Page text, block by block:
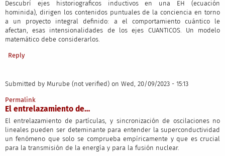
Descubrí ejes historiograficos inductivos en una EH (ecuación
hominida), dirigen los contenidos puntuales de la conciencia en torno
a un proyecto integral definido: a el comportamiento cuántico le
afectan, esas intensionalidades de los ejes CUANTICOS. Un modelo
matemático debe considerarlos.
Reply
Submitted by Murube (not verified) on Wed, 20/09/2023 - 15:13
Permalink
El entrelazamiento de…
El entrelazamiento de partículas, y sincronización de oscilaciones no
lineales pueden ser deteminante para entender la superconductividad
un fenómeno que solo se comprueba empíricamente y que es crucial
para la transmisión de la energía y para la fusión nuclear.